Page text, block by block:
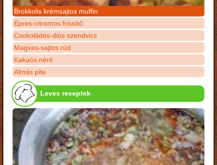
Brokkolis krémsajtos muffin
Epres-citromos frissítő
Csokoládés-diós szendvics
Magvas-sajtos rúd
Kakaós néró
Almás pite
Leves receptek